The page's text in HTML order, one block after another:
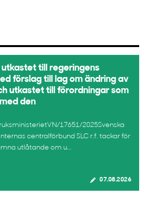
till regeringens
förslag till lag om ändring av
utkastet till förordningar som
den
17651/2025Svenska
centralförbund SLC r.f. tackar för
utlåtande om u...
07.08.2026